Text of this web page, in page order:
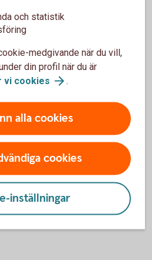
Företag
Sverige. Formatet för att
återrapportering följer
Företag kan utföra
för betaltyperna Lön och
Tjänsten passar
automatiserad process
och statistik
medgivande när du vill,
din profil när du är
vi cookies .
alla cookies
cookies
inställningar